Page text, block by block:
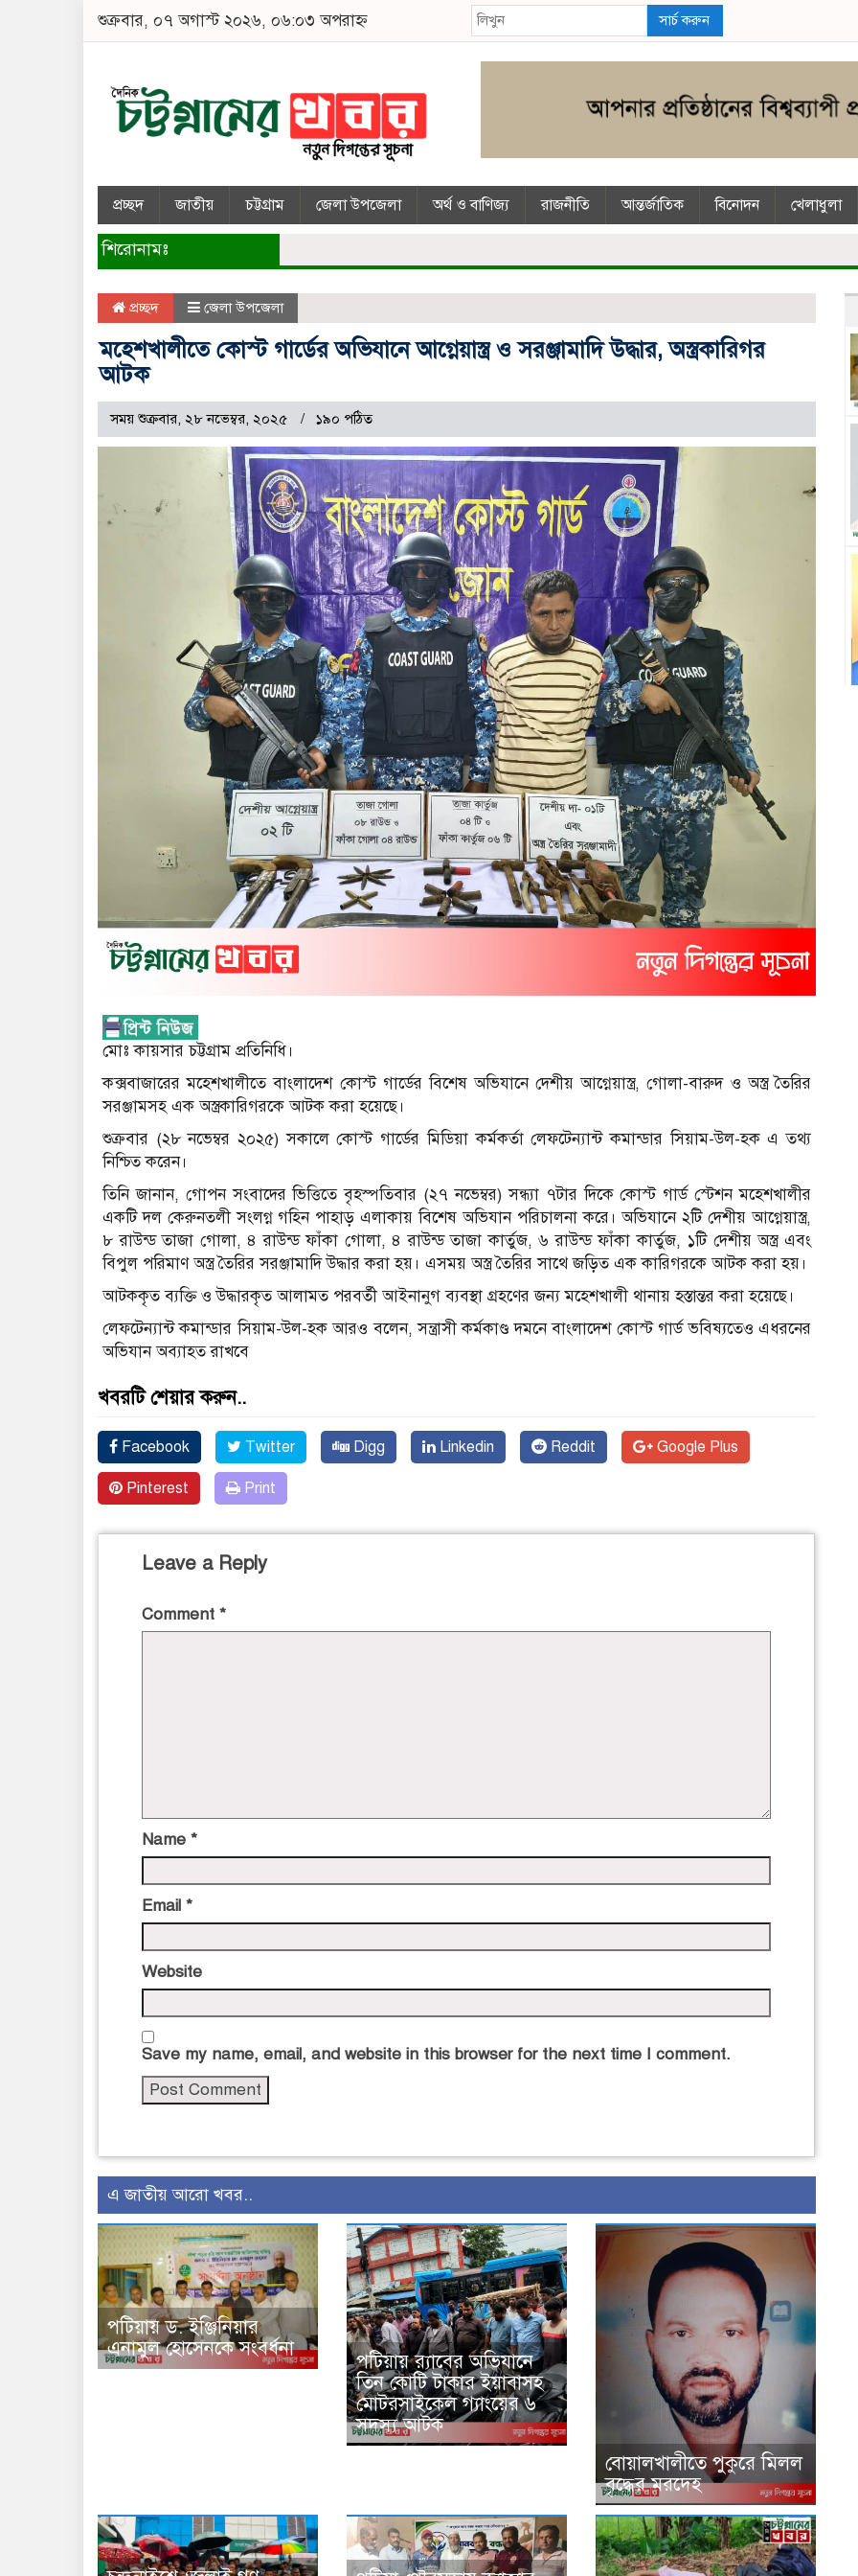
শুক্রবার, ০৭ অগাস্ট ২০২৬, ০৬:০৩ অপরাহ্ন সার্চ করুন
প্রচ্ছদ জাতীয় চট্টগ্রাম জেলা উপজেলা অর্থ ও বাণিজ্য রাজনীতি আন্তর্জাতিক বিনোদন খেলাধুলা
শিরোনামঃ
প্রচ্ছদ জেলা উপজেলা
মহেশখালীতে কোস্ট গার্ডের অভিযানে আগ্নেয়াস্ত্র ও সরঞ্জামাদি উদ্ধার, অস্ত্রকারিগর
আটক
সময় শুক্রবার, ২৮ নভেম্বর, ২০২৫ ১৯০ পঠিত
মোঃ কায়সার চট্টগ্রাম প্রতিনিধি।
কক্সবাজারের মহেশখালীতে বাংলাদেশ কোস্ট গার্ডের বিশেষ অভিযানে দেশীয় আগ্নেয়াস্ত্র, গোলা-বারুদ ও অস্ত্র তৈরির
সরঞ্জামসহ এক অস্ত্রকারিগরকে আটক করা হয়েছে।
শুক্রবার (২৮ নভেম্বর ২০২৫) সকালে কোস্ট গার্ডের মিডিয়া কর্মকর্তা লেফটেন্যান্ট কমান্ডার সিয়াম-উল-হক এ তথ্য
নিশ্চিত করেন।
তিনি জানান, গোপন সংবাদের ভিত্তিতে বৃহস্পতিবার (২৭ নভেম্বর) সন্ধ্যা ৭টার দিকে কোস্ট গার্ড স্টেশন মহেশখালীর
একটি দল কেরুনতলী সংলগ্ন গহিন পাহাড় এলাকায় বিশেষ অভিযান পরিচালনা করে। অভিযানে ২টি দেশীয় আগ্নেয়াস্ত্র,
৮ রাউন্ড তাজা গোলা, ৪ রাউন্ড ফাঁকা গোলা, ৪ রাউন্ড তাজা কার্তুজ, ৬ রাউন্ড ফাঁকা কার্তুজ, ১টি দেশীয় অস্ত্র এবং
বিপুল পরিমাণ অস্ত্র তৈরির সরঞ্জামাদি উদ্ধার করা হয়। এসময় অস্ত্র তৈরির সাথে জড়িত এক কারিগরকে আটক করা হয়।
আটককৃত ব্যক্তি ও উদ্ধারকৃত আলামত পরবর্তী আইনানুগ ব্যবস্থা গ্রহণের জন্য মহেশখালী থানায় হস্তান্তর করা হয়েছে।
লেফটেন্যান্ট কমান্ডার সিয়াম-উল-হক আরও বলেন, সন্ত্রাসী কর্মকাণ্ড দমনে বাংলাদেশ কোস্ট গার্ড ভবিষ্যতেও এধরনের
অভিযান অব্যাহত রাখবে
খবরটি শেয়ার করুন..
Facebook Twitter Digg Linkedin Reddit Google Plus
Pinterest Print
Leave a Reply
Comment *
Name *
Email *
Website
Save my name, email, and website in this browser for the next time I comment.
এ জাতীয় আরো খবর..
পটিয়ায় ড. ইঞ্জিনিয়ার
এনামুল হোসেনকে সংবর্ধনা
পটিয়ায় র‍্যাবের অভিযানে
তিন কোটি টাকার ইয়াবাসহ
মোটরসাইকেল গ্যাংয়ের ৬
সদস্য আটক
বোয়ালখালীতে পুকুরে মিলল
বৃদ্ধের মরদেহ